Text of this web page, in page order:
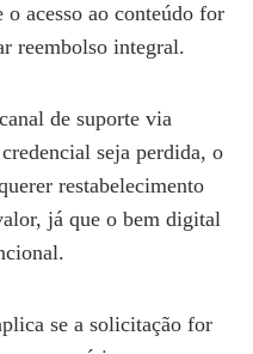
acesso ao conteúdo for
reembolso integral.
de suporte via
seja perdida, o
restabelecimento
já que o bem digital
se a solicitação for